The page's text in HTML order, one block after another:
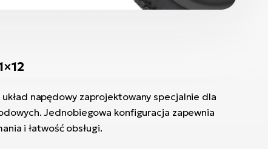
napędowy zaprojektowany specjalnie dla
Jednobiegowa konfiguracja zapewnia
i łatwość obsługi.